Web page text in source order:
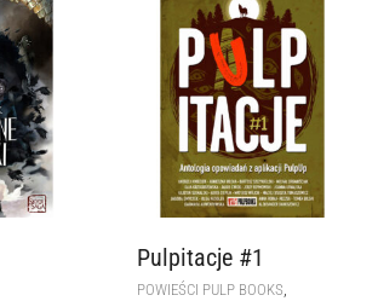
Pulpitacje #1
POWIEŚCI PULP BOOKS